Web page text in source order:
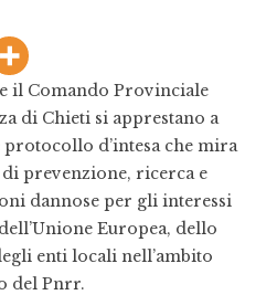
il Comando Provinciale
di Chieti si apprestano a
d’intesa che mira
prevenzione, ricerca e
dannose per gli interessi
Europea, dello
enti locali nell’ambito
del Pnrr.